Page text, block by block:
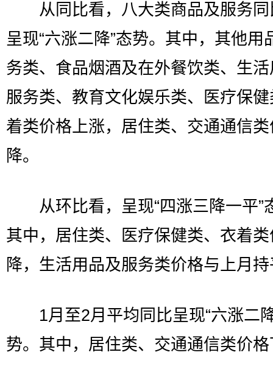
从同比看，八大类商品及服务同
呈现“六涨二降”态势。其中，其他用
务类、食品烟酒及在外餐饮类、生
服务类、教育文化娱乐类、医疗保
着类价格上涨，居住类、交通通信
降。
从环比看，呈现“四涨三降一平”
其中，居住类、医疗保健类、衣着
降，生活用品及服务类价格与上月
1月至2月平均同比呈现“六涨二
势。其中，居住类、交通通信类价